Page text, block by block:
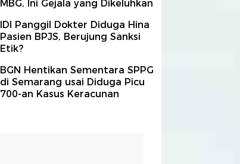
MBG, Ini Gejala yang Dikeluhkan
IDI Panggil Dokter Diduga Hina
Pasien BPJS, Berujung Sanksi
Etik?
BGN Hentikan Sementara SPPG
di Semarang usai Diduga Picu
700-an Kasus Keracunan